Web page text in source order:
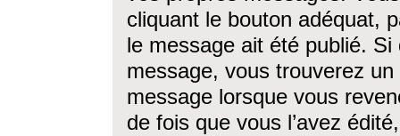
cliquant le bouton adéquat,
le message ait été publié. Si
message, vous trouverez
message lorsque vous
de fois que vous l’avez